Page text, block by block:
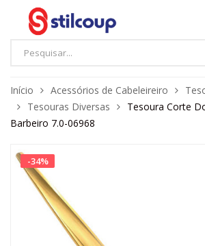
Início Acessórios de Cabeleireiro
Tesouras Diversas
Tesoura Corte
Barbeiro 7.0-06968
-34%